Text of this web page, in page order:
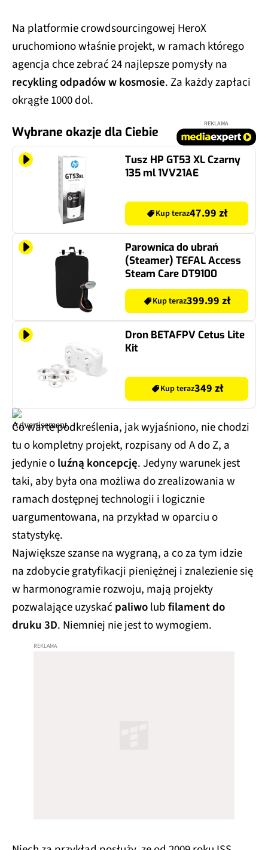
Na platformie crowdsourcingowej HeroX
uruchomiono właśnie projekt, w ramach którego
agencja chce zebrać 24 najlepsze pomysły na
recykling odpadów w kosmosie. Za każdy zapłaci
okrągłe 1000 dol.
Wybrane okazje dla Ciebie
REKLAMA
Tusz HP GT53 XL Czarny
135 ml 1VV21AE
Kup teraz47.99 zł
Parownica do ubrań
(Steamer) TEFAL Access
Steam Care DT9100
Kup teraz399.99 zł
Dron BETAFPV Cetus Lite
Kit
Kup teraz349 zł
Co warte podkreślenia, jak wyjaśniono, nie chodzi
tu o kompletny projekt, rozpisany od A do Z, a
jedynie oluźną koncepcję. Jedyny warunek jest
taki, aby była ona możliwa do zrealizowania w
ramach dostępnej technologii i logicznie
uargumentowana, na przykład w oparciu o
statystykę.
Największe szanse na wygraną, a co za tym idzie
na zdobycie gratyfikacji pieniężnej i znalezienie się
w harmonogramie rozwoju, mają projekty
pozwalające uzyskać paliwolubfilament do
druku 3D. Niemniej nie jest to wymogiem.